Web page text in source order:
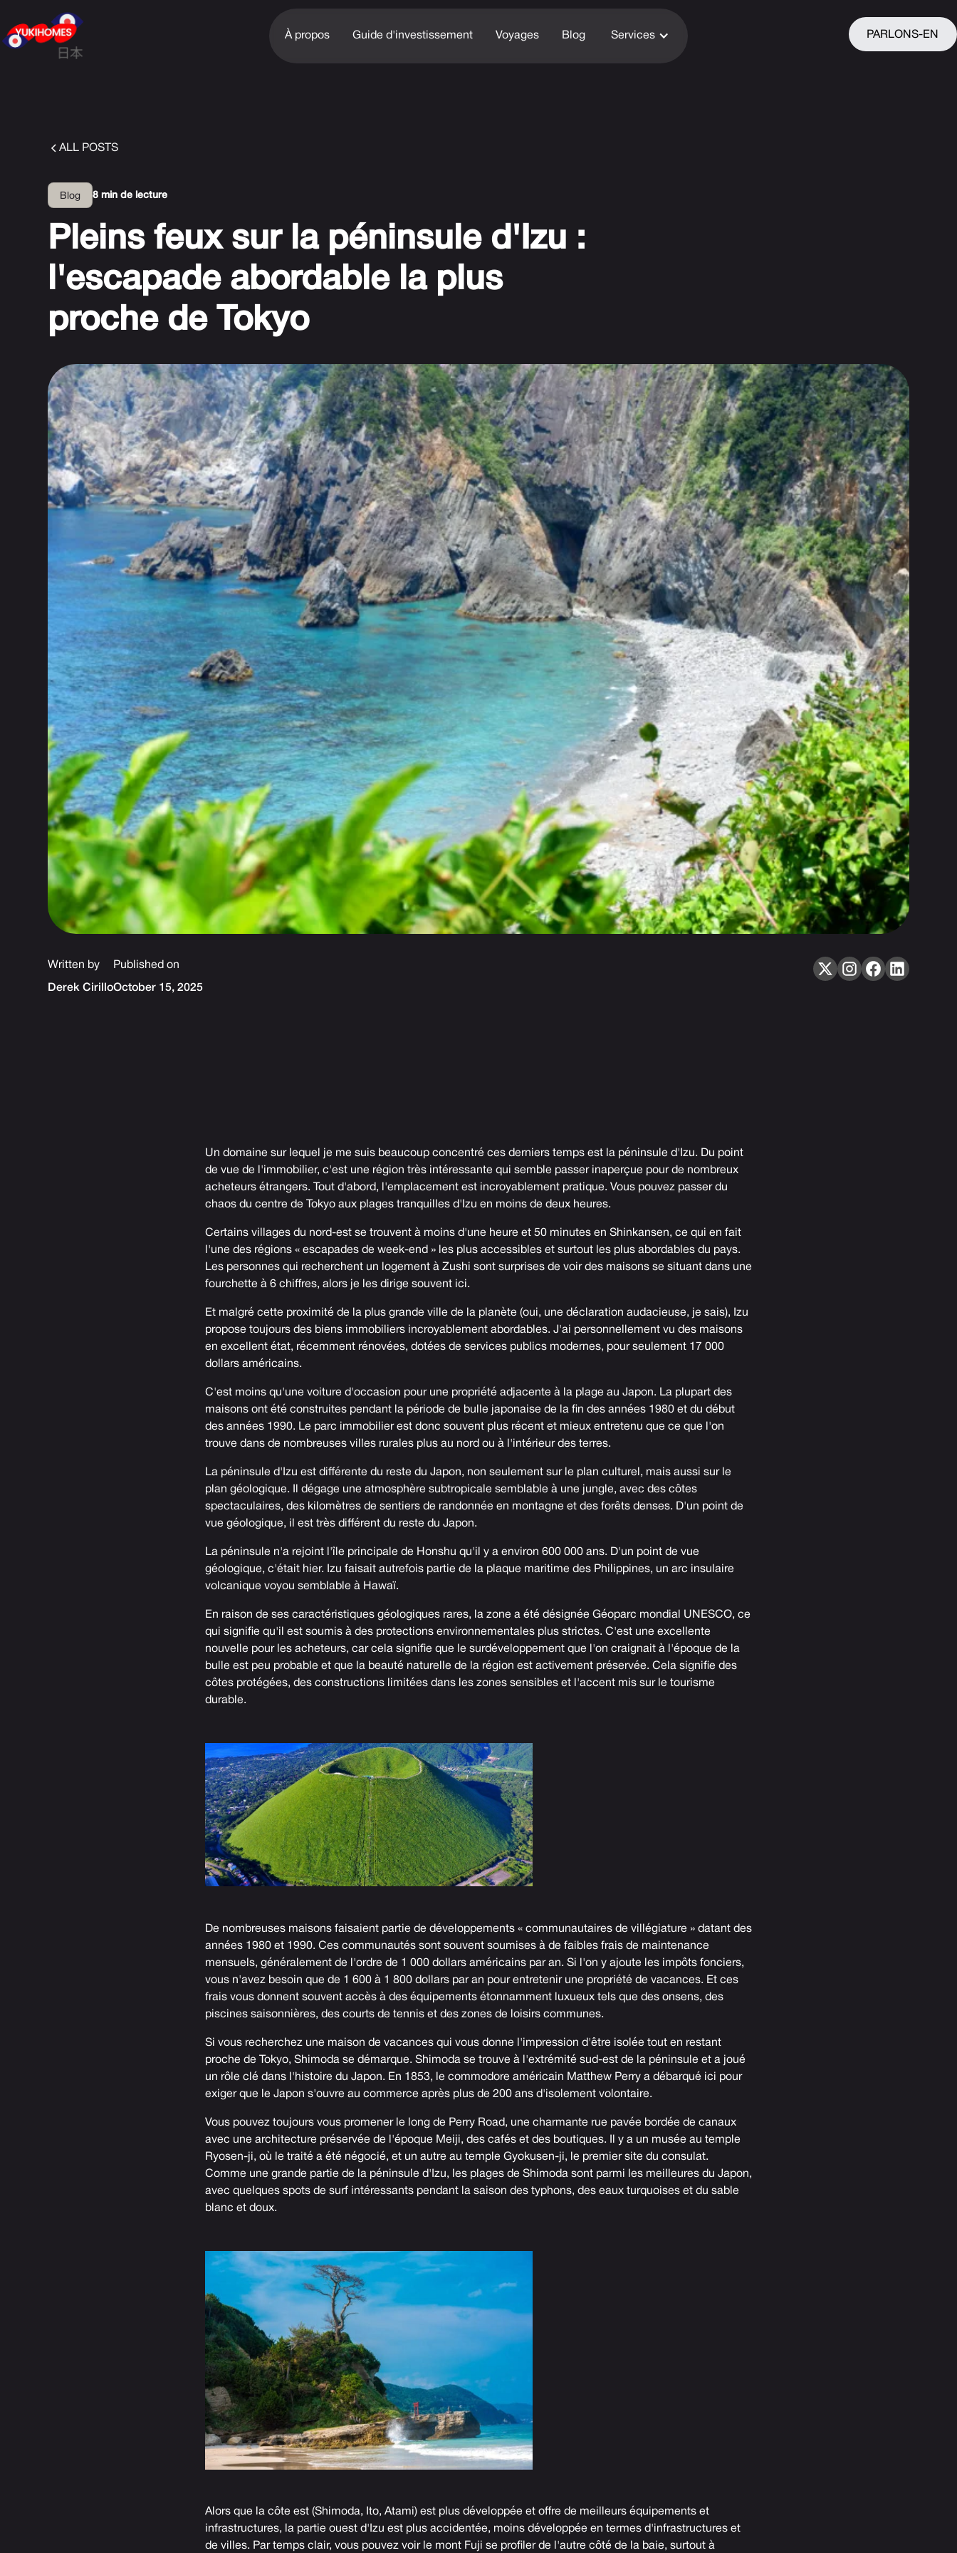
À propos Guide d'investissement Voyages Blog Services PARLONS-EN
ALL POSTS
Blog 8 min de lecture
Pleins feux sur la péninsule d'Izu :
l'escapade abordable la plus
proche de Tokyo
Written by
Derek Cirillo
Published on
October 15, 2025
Un domaine sur lequel je me suis beaucoup concentré ces derniers temps est la péninsule d'Izu. Du point
de vue de l'immobilier, c'est une région très intéressante qui semble passer inaperçue pour de nombreux
acheteurs étrangers. Tout d'abord, l'emplacement est incroyablement pratique. Vous pouvez passer du
chaos du centre de Tokyo aux plages tranquilles d'Izu en moins de deux heures.
Certains villages du nord-est se trouvent à moins d'une heure et 50 minutes en Shinkansen, ce qui en fait
l'une des régions « escapades de week-end » les plus accessibles et surtout les plus abordables du pays.
Les personnes qui recherchent un logement à Zushi sont surprises de voir des maisons se situant dans une
fourchette à 6 chiffres, alors je les dirige souvent ici.
Et malgré cette proximité de la plus grande ville de la planète (oui, une déclaration audacieuse, je sais), Izu
propose toujours des biens immobiliers incroyablement abordables. J'ai personnellement vu des maisons
en excellent état, récemment rénovées, dotées de services publics modernes, pour seulement 17 000
dollars américains.
C'est moins qu'une voiture d'occasion pour une propriété adjacente à la plage au Japon. La plupart des
maisons ont été construites pendant la période de bulle japonaise de la fin des années 1980 et du début
des années 1990. Le parc immobilier est donc souvent plus récent et mieux entretenu que ce que l'on
trouve dans de nombreuses villes rurales plus au nord ou à l'intérieur des terres.
La péninsule d'Izu est différente du reste du Japon, non seulement sur le plan culturel, mais aussi sur le
plan géologique. Il dégage une atmosphère subtropicale semblable à une jungle, avec des côtes
spectaculaires, des kilomètres de sentiers de randonnée en montagne et des forêts denses. D'un point de
vue géologique, il est très différent du reste du Japon.
La péninsule n'a rejoint l'île principale de Honshu qu'il y a environ 600 000 ans. D'un point de vue
géologique, c'était hier. Izu faisait autrefois partie de la plaque maritime des Philippines, un arc insulaire
volcanique voyou semblable à Hawaï.
En raison de ses caractéristiques géologiques rares, la zone a été désignée Géoparc mondial UNESCO, ce
qui signifie qu'il est soumis à des protections environnementales plus strictes. C'est une excellente
nouvelle pour les acheteurs, car cela signifie que le surdéveloppement que l'on craignait à l'époque de la
bulle est peu probable et que la beauté naturelle de la région est activement préservée. Cela signifie des
côtes protégées, des constructions limitées dans les zones sensibles et l'accent mis sur le tourisme
durable.
De nombreuses maisons faisaient partie de développements « communautaires de villégiature » datant des
années 1980 et 1990. Ces communautés sont souvent soumises à de faibles frais de maintenance
mensuels, généralement de l'ordre de 1 000 dollars américains par an. Si l'on y ajoute les impôts fonciers,
vous n'avez besoin que de 1 600 à 1 800 dollars par an pour entretenir une propriété de vacances. Et ces
frais vous donnent souvent accès à des équipements étonnamment luxueux tels que des onsens, des
piscines saisonnières, des courts de tennis et des zones de loisirs communes.
Si vous recherchez une maison de vacances qui vous donne l'impression d'être isolée tout en restant
proche de Tokyo, Shimoda se démarque. Shimoda se trouve à l'extrémité sud-est de la péninsule et a joué
un rôle clé dans l'histoire du Japon. En 1853, le commodore américain Matthew Perry a débarqué ici pour
exiger que le Japon s'ouvre au commerce après plus de 200 ans d'isolement volontaire.
Vous pouvez toujours vous promener le long de Perry Road, une charmante rue pavée bordée de canaux
avec une architecture préservée de l'époque Meiji, des cafés et des boutiques. Il y a un musée au temple
Ryosen-ji, où le traité a été négocié, et un autre au temple Gyokusen-ji, le premier site du consulat.
Comme une grande partie de la péninsule d'Izu, les plages de Shimoda sont parmi les meilleures du Japon,
avec quelques spots de surf intéressants pendant la saison des typhons, des eaux turquoises et du sable
blanc et doux.
Alors que la côte est (Shimoda, Ito, Atami) est plus développée et offre de meilleurs équipements et
infrastructures, la partie ouest d'Izu est plus accidentée, moins développée en termes d'infrastructures et
de villes. Par temps clair, vous pouvez voir le mont Fuji se profiler de l'autre côté de la baie, surtout à